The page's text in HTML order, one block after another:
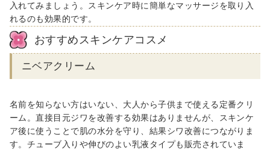
入れてみましょう。スキンケア時に簡単なマッサージを取り入
れるのも効果的です。
おすすめスキンケアコスメ
ニベアクリーム
名前を知らない方はいない、大人から子供まで使える定番クリ
ーム。直接目元ジワを改善する効果はありませんが、スキンケ
ア後に使うことで肌の水分を守り、結果シワ改善につながりま
す。チューブ入りや伸びのよい乳液タイプも販売されていま